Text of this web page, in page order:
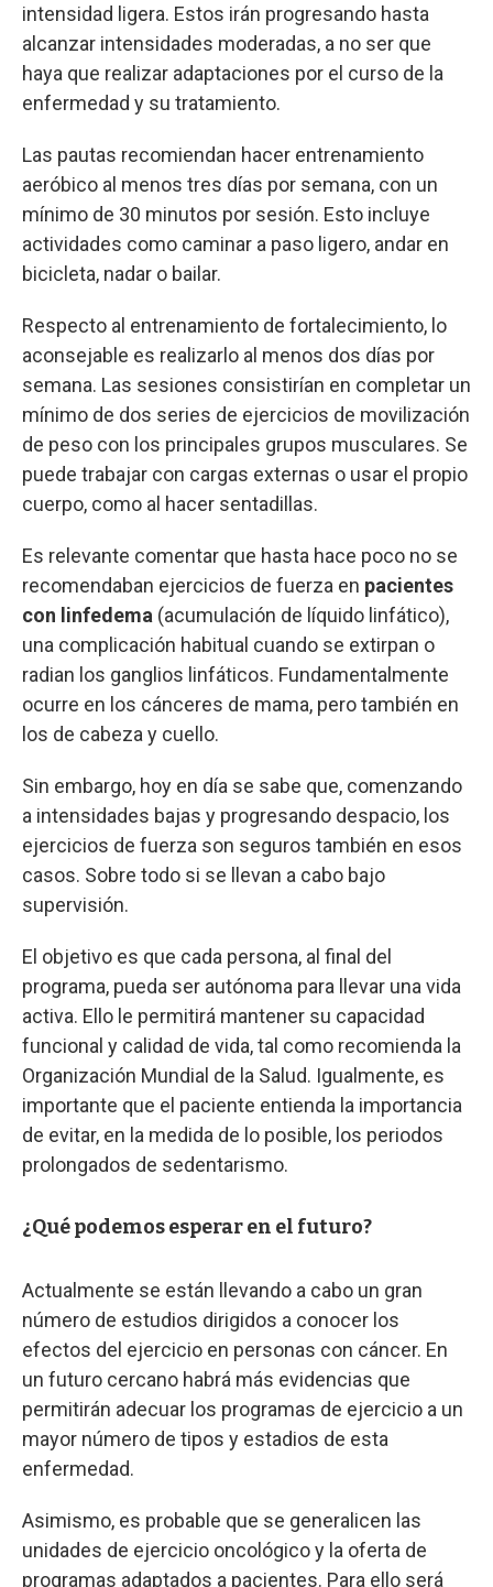
intensidad ligera. Estos irán progresando hasta
alcanzar intensidades moderadas, a no ser que
haya que realizar adaptaciones por el curso de la
enfermedad y su tratamiento.
Las pautas recomiendan hacer entrenamiento
aeróbico al menos tres días por semana, con un
mínimo de 30 minutos por sesión. Esto incluye
actividades como caminar a paso ligero, andar en
bicicleta, nadar o bailar.
Respecto al entrenamiento de fortalecimiento, lo
aconsejable es realizarlo al menos dos días por
semana. Las sesiones consistirían en completar un
mínimo de dos series de ejercicios de movilización
de peso con los principales grupos musculares. Se
puede trabajar con cargas externas o usar el propio
cuerpo, como al hacer sentadillas.
Es relevante comentar que hasta hace poco no se
recomendaban ejercicios de fuerza en pacientes
con linfedema (acumulación de líquido linfático),
una complicación habitual cuando se extirpan o
radian los ganglios linfáticos. Fundamentalmente
ocurre en los cánceres de mama, pero también en
los de cabeza y cuello.
Sin embargo, hoy en día se sabe que, comenzando
a intensidades bajas y progresando despacio, los
ejercicios de fuerza son seguros también en esos
casos. Sobre todo si se llevan a cabo bajo
supervisión.
El objetivo es que cada persona, al final del
programa, pueda ser autónoma para llevar una vida
activa. Ello le permitirá mantener su capacidad
funcional y calidad de vida, tal como recomienda la
Organización Mundial de la Salud. Igualmente, es
importante que el paciente entienda la importancia
de evitar, en la medida de lo posible, los periodos
prolongados de sedentarismo.
¿Qué podemos esperar en el futuro?
Actualmente se están llevando a cabo un gran
número de estudios dirigidos a conocer los
efectos del ejercicio en personas con cáncer. En
un futuro cercano habrá más evidencias que
permitirán adecuar los programas de ejercicio a un
mayor número de tipos y estadios de esta
enfermedad.
Asimismo, es probable que se generalicen las
unidades de ejercicio oncológico y la oferta de
programas adaptados a pacientes. Para ello será